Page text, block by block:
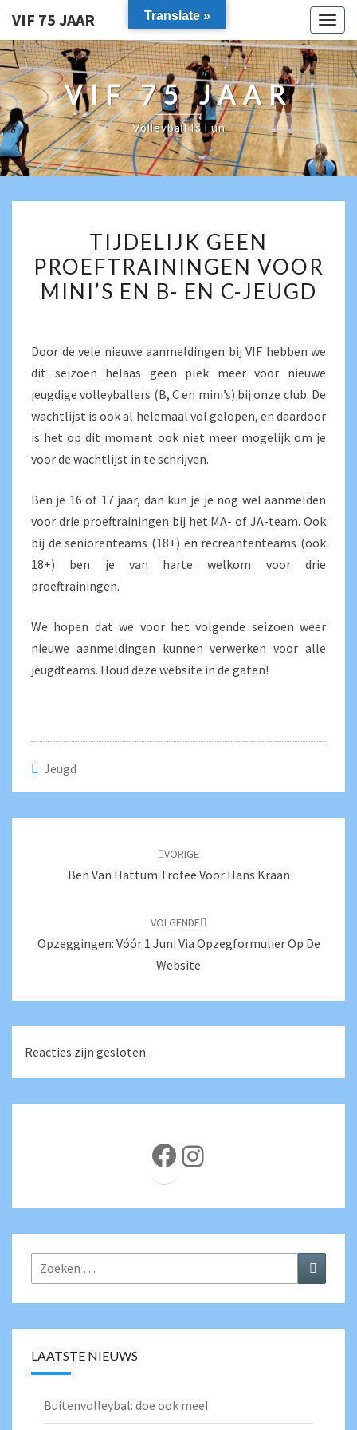
VIF 75 JAAR
VIF 75 JAAR
Volleyball Is Fun
GEEN
PROEFTRAININGEN
VOOR
B-
EN
C-
JEUGD
TIJDELIJK GEEN
PROEFTRAININGEN VOOR
MINI’S EN B- EN C-JEUGD
Door de vele nieuwe aanmeldingen bij VIF hebben we
dit seizoen helaas geen plek meer voor nieuwe
jeugdige volleyballers (B, C en mini’s) bij onze club. De
wachtlijst is ook al helemaal vol gelopen, en daardoor
is het op dit moment ook niet meer mogelijk om je
voor de wachtlijst in te schrijven.
Ben je 16 of 17 jaar, dan kun je je nog wel aanmelden
voor drie proeftrainingen bij het MA- of JA-team. Ook
bij de seniorenteams (18+) en recreantenteams (ook
18+) ben je van harte welkom voor drie
proeftrainingen.
We hopen dat we voor het volgende seizoen weer
nieuwe aanmeldingen kunnen verwerken voor alle
jeugdteams. Houd deze website in de gaten!
Jeugd
VORIGE
Ben Van Hattum Trofee Voor Hans Kraan
VOLGENDE
Opzeggingen: Vóór 1 Juni Via Opzegformulier Op De
Website
Reacties zijn gesloten.
Facebook
Instagram
Zoeken
naar:
Zoeken
LAATSTE NIEUWS
Buitenvolleybal: doe ook mee!
Translate »